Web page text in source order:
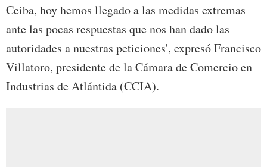
Ceiba, hoy hemos llegado a las medidas extremas
ante las pocas respuestas que nos han dado las
autoridades a nuestras peticiones', expresó Francisco
Villatoro, presidente de la Cámara de Comercio en
Industrias de Atlántida (CCIA).